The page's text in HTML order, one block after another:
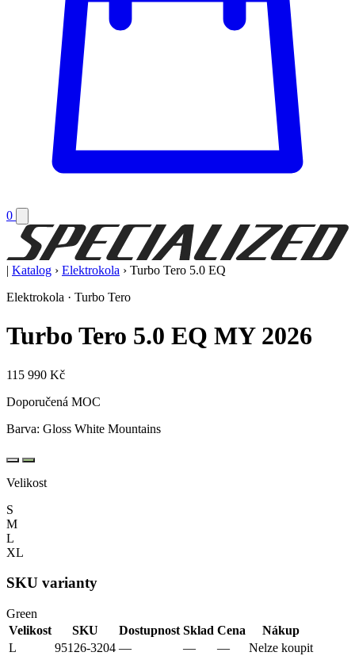
0
| Katalog › Elektrokola › Turbo Tero 5.0 EQ
Elektrokola · Turbo Tero
Turbo Tero 5.0 EQ MY 2026
115 990 Kč
Doporučená MOC
Barva: Gloss White Mountains
Velikost
S
M
L
XL
SKU varianty
Green
Velikost
SKU Dostupnost Sklad Cena
Nákup
L
95126-3204 — — — Nelze koupit